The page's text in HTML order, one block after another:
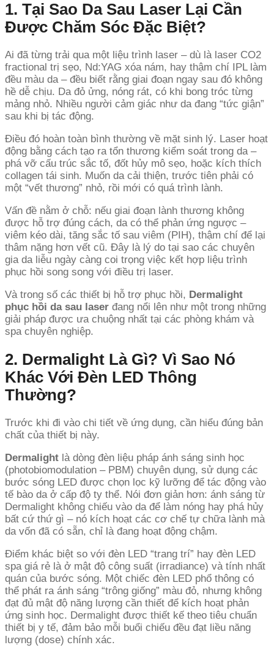
1. Tại Sao Da Sau Laser Lại Cần
Được Chăm Sóc Đặc Biệt?
Ai đã từng trải qua một liệu trình laser – dù là laser CO2
fractional trị sẹo, Nd:YAG xóa nám, hay thậm chí IPL làm
đều màu da – đều biết rằng giai đoạn ngay sau đó không
hề dễ chịu. Da đỏ ửng, nóng rát, có khi bong tróc từng
mảng nhỏ. Nhiều người cảm giác như da đang “tức giận”
sau khi bị tác động.
Điều đó hoàn toàn bình thường về mặt sinh lý. Laser hoạt
động bằng cách tạo ra tổn thương kiểm soát trong da –
phá vỡ cấu trúc sắc tố, đốt hủy mô sẹo, hoặc kích thích
collagen tái sinh. Muốn da cải thiện, trước tiên phải có
một “vết thương” nhỏ, rồi mới có quá trình lành.
Vấn đề nằm ở chỗ: nếu giai đoạn lành thương không
được hỗ trợ đúng cách, da có thể phản ứng ngược –
viêm kéo dài, tăng sắc tố sau viêm (PIH), thậm chí để lại
thâm nặng hơn vết cũ. Đây là lý do tại sao các chuyên
gia da liễu ngày càng coi trọng việc kết hợp liệu trình
phục hồi song song với điều trị laser.
Và trong số các thiết bị hỗ trợ phục hồi, Dermalight
phục hồi da sau laser đang nổi lên như một trong những
giải pháp được ưa chuộng nhất tại các phòng khám và
spa chuyên nghiệp.
2. Dermalight Là Gì? Vì Sao Nó
Khác Với Đèn LED Thông
Thường?
Trước khi đi vào chi tiết về ứng dụng, cần hiểu đúng bản
chất của thiết bị này.
Dermalight là dòng đèn liệu pháp ánh sáng sinh học
(photobiomodulation – PBM) chuyên dụng, sử dụng các
bước sóng LED được chọn lọc kỹ lưỡng để tác động vào
tế bào da ở cấp độ ty thể. Nói đơn giản hơn: ánh sáng từ
Dermalight không chiếu vào da để làm nóng hay phá hủy
bất cứ thứ gì – nó kích hoạt các cơ chế tự chữa lành mà
da vốn đã có sẵn, chỉ là đang hoạt động chậm.
Điểm khác biệt so với đèn LED “trang trí” hay đèn LED
spa giá rẻ là ở mật độ công suất (irradiance) và tính nhất
quán của bước sóng. Một chiếc đèn LED phổ thông có
thể phát ra ánh sáng “trông giống” màu đỏ, nhưng không
đạt đủ mật độ năng lượng cần thiết để kích hoạt phản
ứng sinh học. Dermalight được thiết kế theo tiêu chuẩn
thiết bị y tế, đảm bảo mỗi buổi chiếu đều đạt liều năng
lượng (dose) chính xác.